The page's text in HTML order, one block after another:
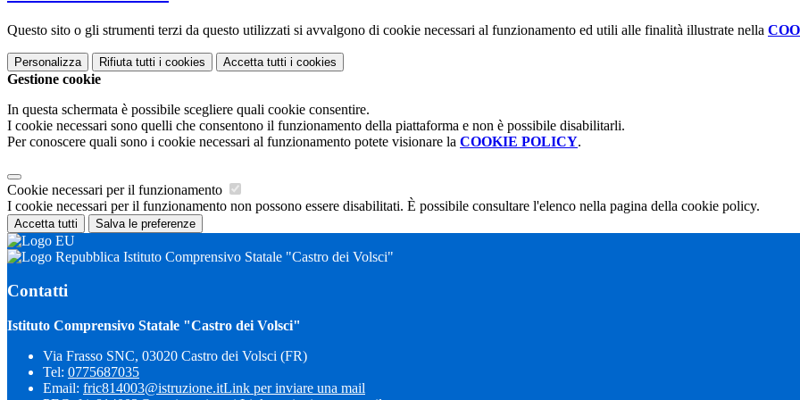
Questo sito o gli strumenti terzi da questo utilizzati si avvalgono di cookie necessari al funzionamento ed utili alle finalità illustrate nella
Personalizza Rifiuta tutti i cookies Accetta tutti i cookies
Gestione cookie
In questa schermata è possibile scegliere quali cookie consentire.
I cookie necessari sono quelli che consentono il funzionamento della piattaforma e non è possibile disabilitarli.
Per conoscere quali sono i cookie necessari al funzionamento potete visionare la COOKIE POLICY.
Cookie necessari per il funzionamento
I cookie necessari per il funzionamento non possono essere disabilitati. È possibile consultare l'elenco nella pagina della cookie policy.
Accetta tutti Salva le preferenze
Istituto Comprensivo Statale "Castro dei Volsci"
Contatti
Istituto Comprensivo Statale "Castro dei Volsci"
Via Frasso SNC, 03020 Castro dei Volsci (FR)
Tel: 0775687035
Email: fric814003@istruzione.itLink per inviare una mail